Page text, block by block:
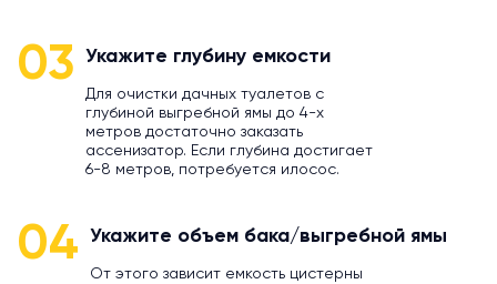
03 Укажите глубину емкости
Для очистки дачных туалетов с
глубиной выгребной ямы до 4-х
метров достаточно заказать
ассенизатор. Если глубина достигает
6-8 метров, потребуется илосос.
04 Укажите объем бака/выгребной ямы
От этого зависит емкость цистерны